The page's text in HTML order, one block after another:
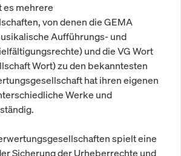
es mehrere
von denen die GEMA
Aufführungs- und
und die VG Wort
Wort) zu den bekanntesten
hat ihren eigenen
Werke und
spielt eine
Sicherung der Urheberrechte und